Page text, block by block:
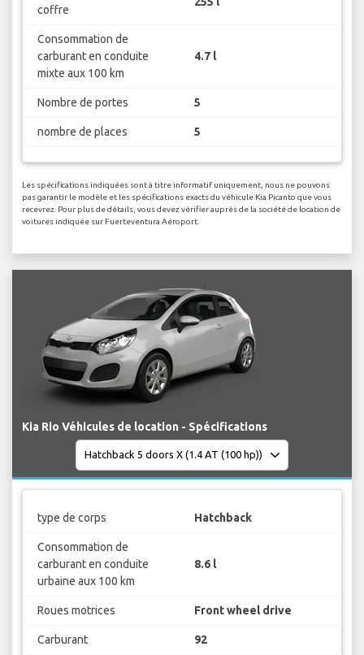
coffre
Consommation de
carburant en conduite
mixte aux 100 km
4.7 l
Nombre de portes 5
nombre de places 5
Les spécifications indiquées sont à titre informatif uniquement, nous ne pouvons
pas garantir le modèle et les spécifications exacts du véhicule Kia Picanto que vous
recevrez. Pour plus de détails, vous devez vérifier auprès de la société de location de
voitures indiquée sur Fuerteventura Aéroport.
Kia Rio Véhicules de location - Spécifications
type de corps Hatchback
Consommation de
carburant en conduite
urbaine aux 100 km
8.6 l
Roues motrices Front wheel drive
Carburant 92